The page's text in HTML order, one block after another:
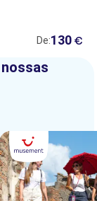
De:130 €